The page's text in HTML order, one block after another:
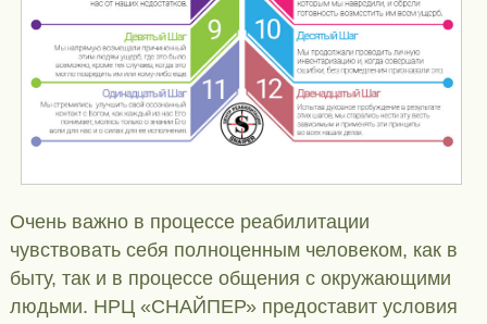
Очень важно в процессе реабилитации
чувствовать себя полноценным человеком, как в
быту, так и в процессе общения с окружающими
людьми. НРЦ «СНАЙПЕР» предоставит условия